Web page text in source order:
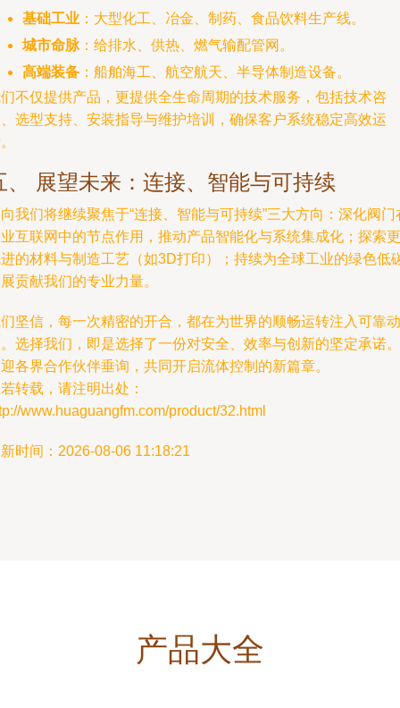
基础工业 ：大型化工、冶金、制药、食品饮料生产线。
城市命脉 ：给排水、供热、燃气输配管网。
高端装备 ：船舶海工、航空航天、半导体制造设备。
不仅提供产品，更提供全生命周期的技术服务，包括技术咨
选型支持、安装指导与维护培训，确保客户系统稳定高效运
、 展望未来：连接、智能与可持续
我们将继续聚焦于“连接、智能与可持续”三大方向：深化阀门
互联网中的节点作用，推动产品智能化与系统集成化；探索更
的材料与制造工艺（如3D打印）；持续为全球工业的绿色低
贡献我们的专业力量。
坚信，每一次精密的开合，都在为世界的顺畅运转注入可靠动
选择我们，即是选择了一份对安全、效率与创新的坚定承诺。
各界合作伙伴垂询，共同开启流体控制的新篇章。
转载，请注明出处：
www.huaguangfm.com/product/32.html
时间：2026-08-06 11:18:21
产品大全